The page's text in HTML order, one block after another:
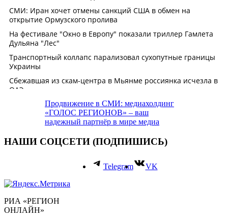
Продвижение в СМИ: медиахолдинг
«ГОЛОС РЕГИОНОВ» – ваш
надежный партнёр в мире медиа
НАШИ СОЦСЕТИ (ПОДПИШИСЬ)
Telegram VK
РИА «РЕГИОН
ОНЛАЙН»